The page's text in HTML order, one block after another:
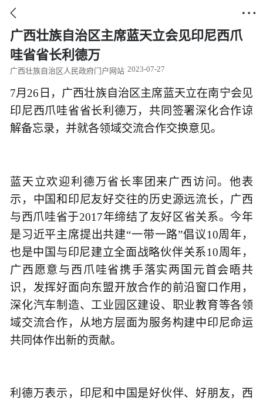
 
广西壮族自治区主席蓝天立会见印尼西爪
哇省省长利德万
广西壮族自治区人民政府门户网站 2023-07-27
7月26日，广西壮族自治区主席蓝天立在南宁会见
印尼西爪哇省省长利德万，共同签署深化合作谅
解备忘录，并就各领域交流合作交换意见。
蓝天立欢迎利德万省长率团来广西访问。他表
示，中国和印尼友好交往的历史源远流长，广西
与西爪哇省于2017年缔结了友好区省关系。今年
是习近平主席提出共建“一带一路”倡议10周年，
也是中国与印尼建立全面战略伙伴关系10周年，
广西愿意与西爪哇省携手落实两国元首会晤共
识，发挥好面向东盟开放合作的前沿窗口作用，
深化汽车制造、工业园区建设、职业教育等各领
域交流合作，从地方层面为服务构建中印尼命运
共同体作出新的贡献。
利德万表示，印尼和中国是好伙伴、好朋友，西